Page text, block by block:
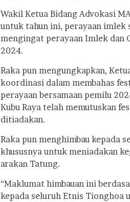
Wakil Ketua Bidang Advokasi
untuk tahun ini, perayaan imlek
mengingat perayaan Imlek dan
2024.
Raka pun mengungkapkan,
koordinasi dalam membahas
perayaan bersamaan pemilu
Kubu Raya telah memutuskan
ditiadakan.
Raka pun menghimbau kepada
khususnya untuk meniadakan
arakan Tatung.
“Maklumat himbauan ini
kepada seluruh Etnis Tionghoa